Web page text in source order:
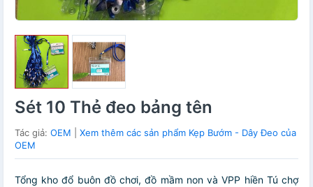
Sét 10 Thẻ đeo bảng tên
Tác giả: OEM
Xem thêm các sản phẩm Kẹp Bướm - Dây Đeo của
OEM
Tổng kho đổ buôn đồ chơi, đồ mầm non và VPP hiền Tú chợ